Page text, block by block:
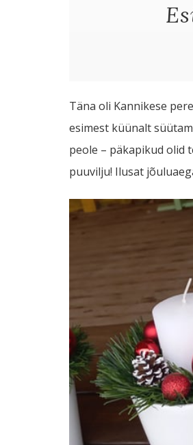
Täna oli Kannikese
esimest küünalt
peole – päkapikud olid
puuvilju! Ilusat